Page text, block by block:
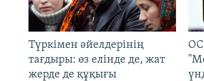
Түркімен әйелдерінің
тағдыры: өз елінде де, жат
жерде де құқығы